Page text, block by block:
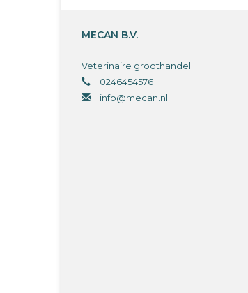
MECAN B.V.
Veterinaire groothandel
0246454576
info@mecan.nl